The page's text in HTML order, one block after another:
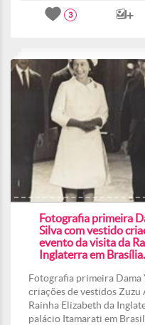
3
Fotografia primeira
Silva com vestido
evento da visita da
Inglaterra em Brasília.
Fotografia primeira Dama
criações de vestidos Zuzu
Rainha Elizabeth da
palácio Itamarati em